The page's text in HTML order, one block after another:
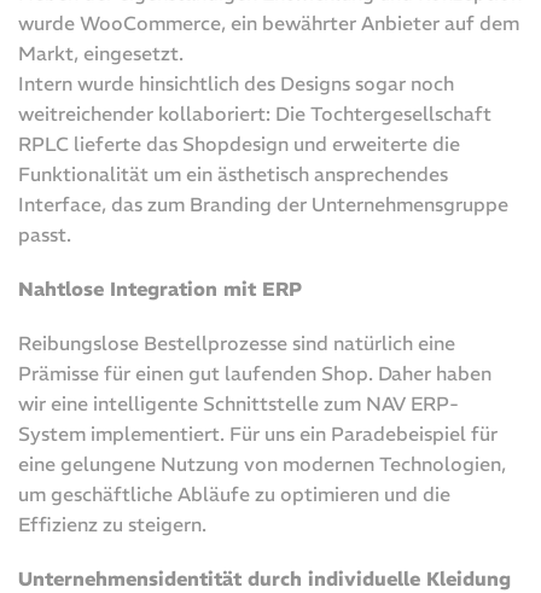
wurde WooCommerce, ein bewährter Anbieter auf dem
Markt, eingesetzt.
Intern wurde hinsichtlich des Designs sogar noch
weitreichender kollaboriert: Die Tochtergesellschaft
RPLC lieferte das Shopdesign und erweiterte die
Funktionalität um ein ästhetisch ansprechendes
Interface, das zum Branding der Unternehmensgruppe
passt.
Nahtlose Integration mit ERP
Reibungslose Bestellprozesse sind natürlich eine
Prämisse für einen gut laufenden Shop. Daher haben
wir eine intelligente Schnittstelle zum NAV ERP-
System implementiert. Für uns ein Paradebeispiel für
eine gelungene Nutzung von modernen Technologien,
um geschäftliche Abläufe zu optimieren und die
Effizienz zu steigern.
Unternehmensidentität durch individuelle Kleidung